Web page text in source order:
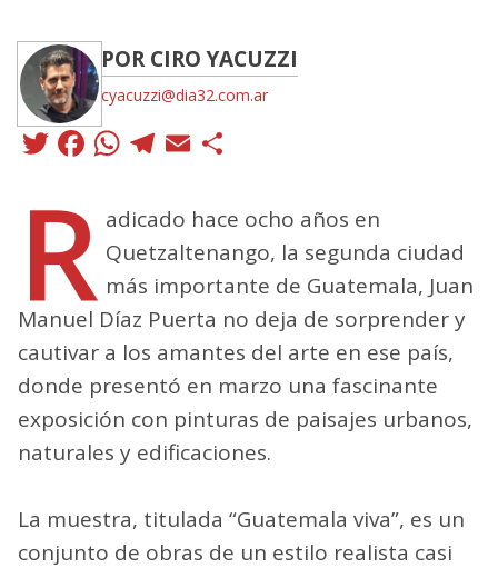
POR CIRO YACUZZI
cyacuzzi@dia32.com.ar
Twitter
Facebook
WhatsApp
Telegram
Email
R adicado hace ocho años en
Quetzaltenango, la segunda ciudad
más importante de Guatemala, Juan
Manuel Díaz Puerta no deja de sorprender y
cautivar a los amantes del arte en ese país,
donde presentó en marzo una fascinante
exposición con pinturas de paisajes urbanos,
naturales y edificaciones.
La muestra, titulada “Guatemala viva”, es un
conjunto de obras de un estilo realista casi